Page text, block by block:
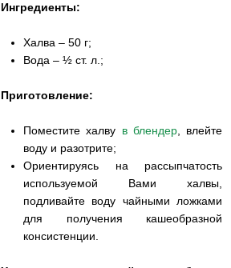
Ингредиенты:
Халва – 50 г;
Вода – ½ ст. л.;
Приготовление:
Поместите халву в блендер, влейте
воду и разотрите;
Ориентируясь на рассыпчатость
используемой Вами халвы,
подливайте воду чайными ложками
для получения кашеобразной
консистенции.